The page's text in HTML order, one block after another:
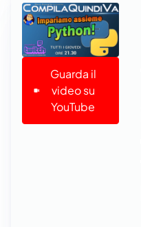
Guarda il
video su
YouTube